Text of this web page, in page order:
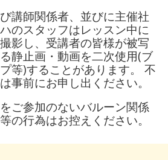
講師関係者、並びに主催社
のスタッフはレッスン中に
影し、受講者の皆様が被写
静止画・動画を二次使用(ブ
等)することがあります。 不
事前にお申し出ください。
ご参加のないバルーン関係
の行為はお控えください。